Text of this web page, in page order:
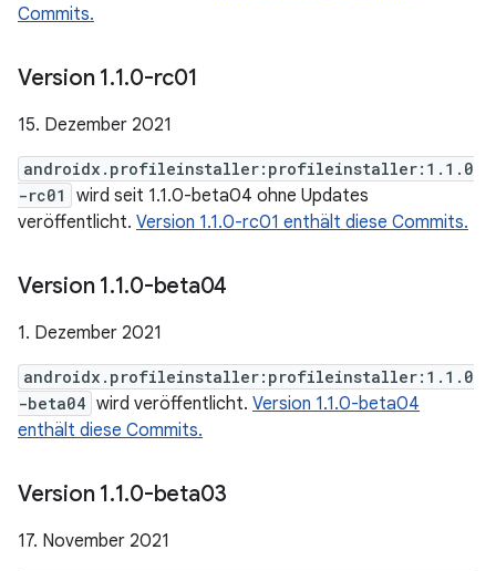
Commits.
Version 1.1.0-rc01
15. Dezember 2021
androidx.profileinstaller:profileinstaller:1.1.0
-rc01
wird seit 1.1.0-beta04 ohne Updates
veröffentlicht. Version 1.1.0-rc01 enthält diese Commits.
Version 1.1.0-beta04
1. Dezember 2021
androidx.profileinstaller:profileinstaller:1.1.0
-beta04 wird veröffentlicht. Version 1.1.0-beta04
enthält diese Commits.
Version 1.1.0-beta03
17. November 2021